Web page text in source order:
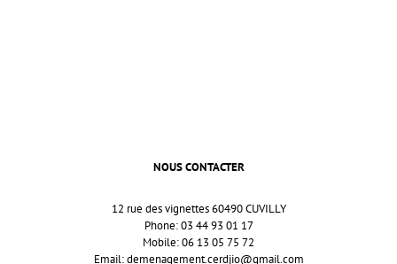
NOUS CONTACTER
12 rue des vignettes 60490 CUVILLY
Phone: 03 44 93 01 17
Mobile: 06 13 05 75 72
Email:demenagement.cerdjio@gmail.com